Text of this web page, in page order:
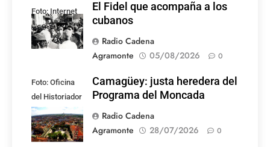
Foto: Internet
El Fidel que acompaña a los
cubanos
Radio Cadena
Agramonte
05/08/2026 0
Foto: Oficina
del Historiador
de la Ciudad de
Camagüey
Camagüey: justa heredera del
Programa del Moncada
Radio Cadena
Agramonte
28/07/2026 0